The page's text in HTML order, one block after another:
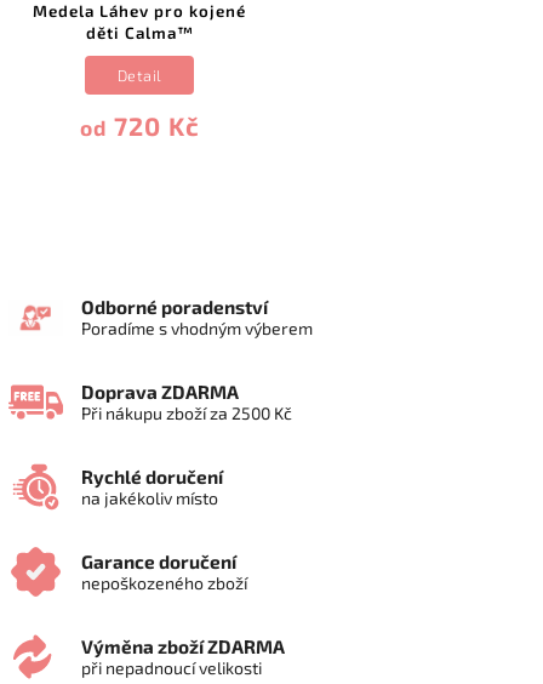
Medela Láhev pro kojené
děti Calma™
od 720 Kč
Detail
Odborné poradenství
Poradíme s vhodným výberem
Doprava ZDARMA
Při nákupu zboží za 2500 Kč
Rychlé doručení
na jakékoliv místo
Garance doručení
nepoškozeného zboží
Výměna zboží ZDARMA
při nepadnoucí velikosti